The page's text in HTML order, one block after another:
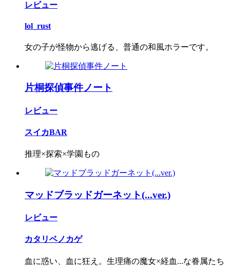
レビュー
lol_rust
女の子が怪物から逃げる、普通の和風ホラーです。
片桐探偵事件ノート
レビュー
スイカBAR
推理×探索×学園もの
マッドブラッドガーネット(...ver.)
レビュー
カタリベノカゲ
血に惑い、血に狂え。生理痛の魔女×経血...な眷属たち